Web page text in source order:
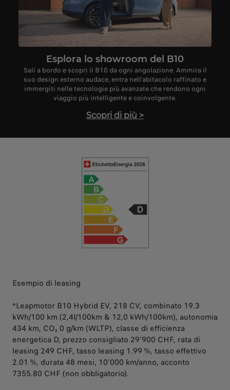
Esplora lo showroom del B10
Sali a bordo e scopri il B10 da ogni angolazione. Ammira il
suo design esterno audace, entra nell’abitacolo raffinato e
immergiti nelle tecnologie più avanzate che rendono ogni
viaggio più intelligente e coinvolgente.
Scopri di più >
Esempio di leasing
*Leapmotor B10 Hybrid EV, 218 CV, combinato 19.3
kWh/100 km (2,4l/100km & 12,0 kWh/100km), autonomia
434 km, CO₂ 0 g/km (WLTP), classe di efficienza
energetica D, prezzo consigliato 29'900 CHF, rata di
leasing 249 CHF, tasso leasing 1.99 %, tasso effettivo
2.01 %, durata 48 mesi, 10'000 km/anno, acconto
7355.80 CHF (non obbligatorio).